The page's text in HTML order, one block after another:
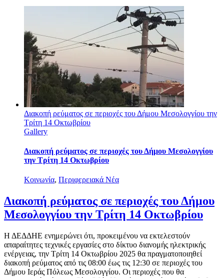
Διακοπή ρεύματος σε περιοχές του Δήμου Μεσολογγίου την
Τρίτη 14 Οκτωβρίου
Gallery
Διακοπή ρεύματος σε περιοχές του Δήμου Μεσολογγίου
την Τρίτη 14 Οκτωβρίου
Κοινωνία, Περιφερειακά Νέα
Διακοπή ρεύματος σε περιοχές του Δήμου
Μεσολογγίου την Τρίτη 14 Οκτωβρίου
Η ΔΕΔΔΗΕ ενημερώνει ότι, προκειμένου να εκτελεστούν
απαραίτητες τεχνικές εργασίες στο δίκτυο διανομής ηλεκτρικής
ενέργειας, την Τρίτη 14 Οκτωβρίου 2025 θα πραγματοποιηθεί
διακοπή ρεύματος από τις 08:00 έως τις 12:30 σε περιοχές του
Δήμου Ιεράς Πόλεως Μεσολογγίου. Οι περιοχές που θα